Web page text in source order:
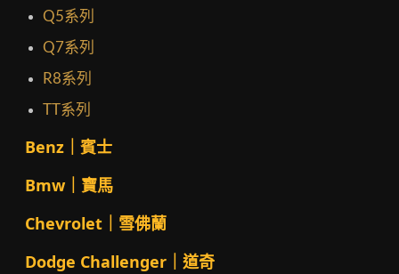
Q5系列
Q7系列
R8系列
TT系列
Benz｜賓士
Bmw｜寶馬
Chevrolet｜雪佛蘭
Dodge Challenger｜道奇